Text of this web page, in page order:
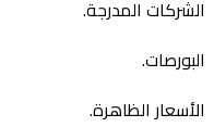
الشركات المدرجة.
البورصات.
الأسعار الظاهرة.